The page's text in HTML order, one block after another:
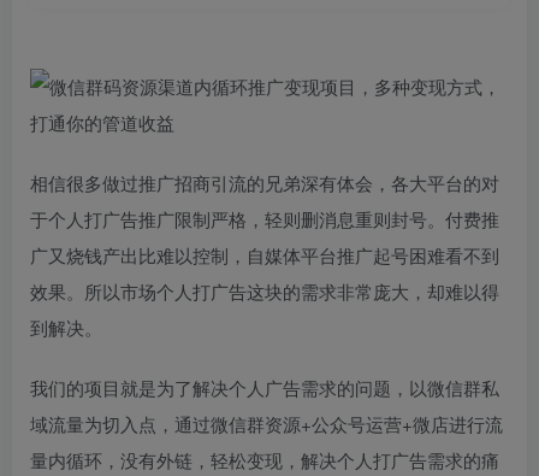
相信很多做过推广招商引流的兄弟深有体会，各大平台的对
于个人打广告推广限制严格，轻则删消息重则封号。付费推
广又烧钱产出比难以控制，自媒体平台推广起号困难看不到
效果。所以市场个人打广告这块的需求非常庞大，却难以得
到解决。
我们的项目就是为了解决个人广告需求的问题，以微信群私
域流量为切入点，通过微信群资源+公众号运营+微店进行流
量内循环，没有外链，轻松变现，解决个人打广告需求的痛